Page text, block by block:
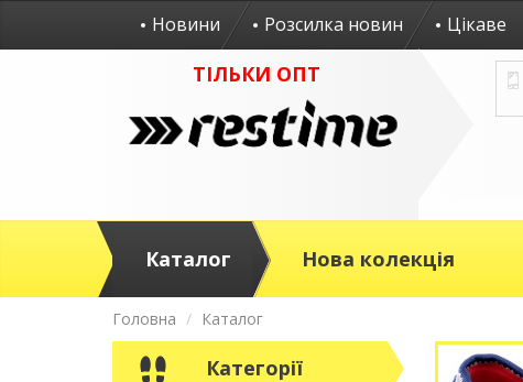
Новини Розсилка новин Цікаве
ТІЛЬКИ ОПТ
Каталог Нова колекція
Головна Каталог
Категорії